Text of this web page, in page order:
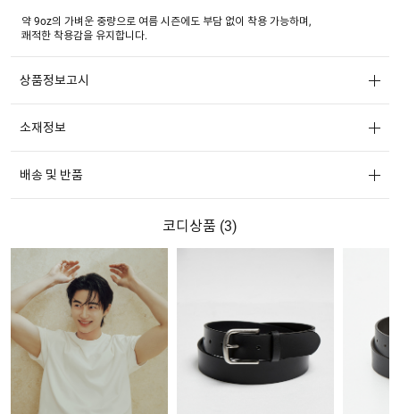
약 9oz의 가벼운 중량으로 여름 시즌에도 부담 없이 착용 가능하며,
쾌적한 착용감을 유지합니다.
상품정보고시
소재정보
배송 및 반품
코디상품 (3)